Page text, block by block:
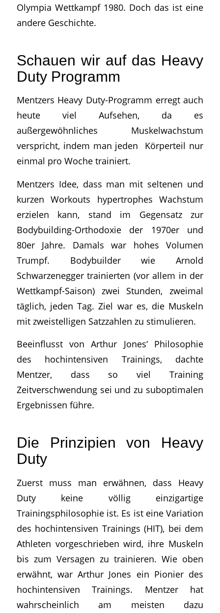
Olympia Wettkampf 1980. Doch das ist eine
andere Geschichte.
Schauen wir auf das Heavy
Duty Programm
Mentzers Heavy Duty-Programm erregt auch
heute viel Aufsehen, da es
außergewöhnliches Muskelwachstum
verspricht, indem man jeden Körperteil nur
einmal pro Woche trainiert.
Mentzers Idee, dass man mit seltenen und
kurzen Workouts hypertrophes Wachstum
erzielen kann, stand im Gegensatz zur
Bodybuilding-Orthodoxie der 1970er und
80er Jahre. Damals war hohes Volumen
Trumpf. Bodybuilder wie Arnold
Schwarzenegger trainierten (vor allem in der
Wettkampf-Saison) zwei Stunden, zweimal
täglich, jeden Tag. Ziel war es, die Muskeln
mit zweistelligen Satzzahlen zu stimulieren.
Beeinflusst von Arthur Jones‘ Philosophie
des hochintensiven Trainings, dachte
Mentzer, dass so viel Training
Zeitverschwendung sei und zu suboptimalen
Ergebnissen führe.
Die Prinzipien von Heavy
Duty
Zuerst muss man erwähnen, dass Heavy
Duty keine völlig einzigartige
Trainingsphilosophie ist. Es ist eine Variation
des hochintensiven Trainings (HIT), bei dem
Athleten vorgeschrieben wird, ihre Muskeln
bis zum Versagen zu trainieren. Wie oben
erwähnt, war Arthur Jones ein Pionier des
hochintensiven Trainings. Mentzer hat
wahrscheinlich am meisten dazu